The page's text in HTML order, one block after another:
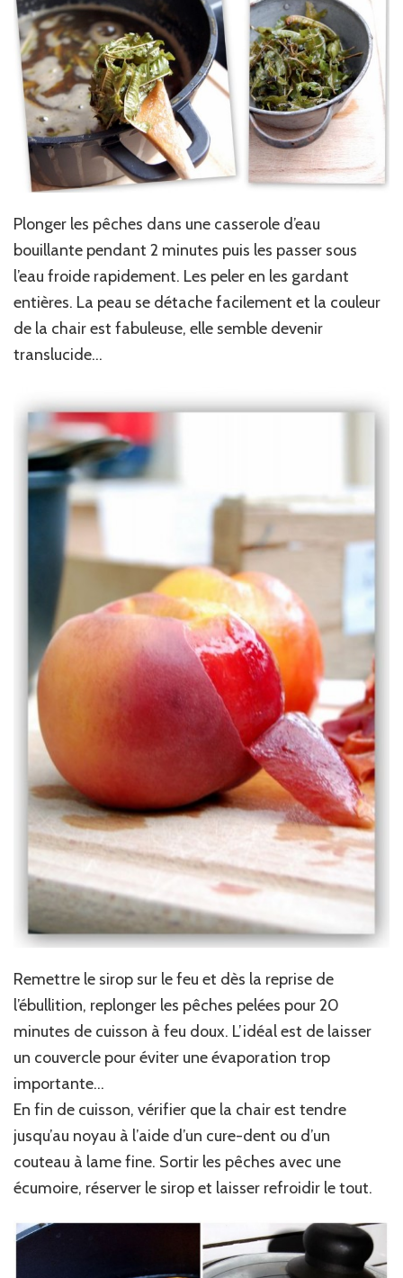
Plonger les pêches dans une casserole d’eau
bouillante pendant 2 minutes puis les passer sous
l’eau froide rapidement. Les peler en les gardant
entières. La peau se détache facilement et la couleur
de la chair est fabuleuse, elle semble devenir
translucide…
Remettre le sirop sur le feu et dès la reprise de
l’ébullition, replonger les pêches pelées pour 20
minutes de cuisson à feu doux. L’idéal est de laisser
un couvercle pour éviter une évaporation trop
importante…
En fin de cuisson, vérifier que la chair est tendre
jusqu’au noyau à l’aide d’un cure-dent ou d’un
couteau à lame fine. Sortir les pêches avec une
écumoire, réserver le sirop et laisser refroidir le tout.